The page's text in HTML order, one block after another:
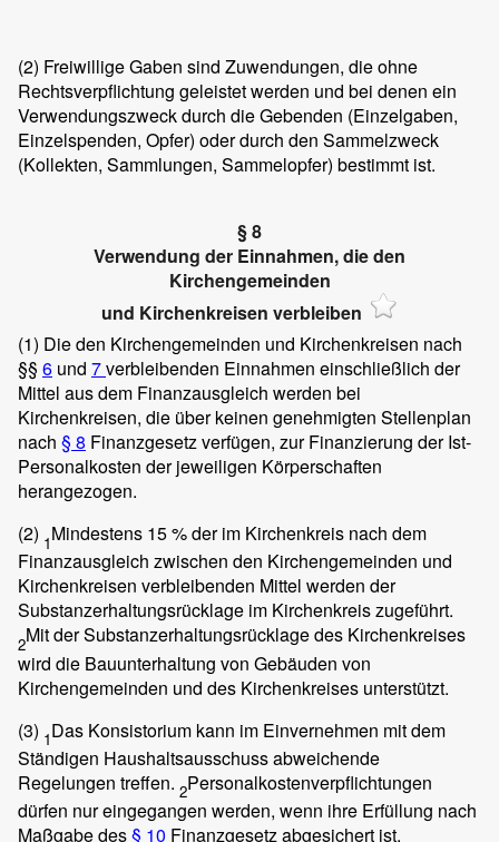
(2) Freiwillige Gaben sind Zuwendungen, die ohne
Rechtsverpflichtung geleistet werden und bei denen ein
Verwendungszweck durch die Gebenden (Einzelgaben,
Einzelspenden, Opfer) oder durch den Sammelzweck
(Kollekten, Sammlungen, Sammelopfer) bestimmt ist.
§ 8
Verwendung der Einnahmen, die den
Kirchengemeinden
und Kirchenkreisen verbleiben
(1) Die den Kirchengemeinden und Kirchenkreisen nach
§§ 6 und 7verbleibenden Einnahmen einschließlich der
Mittel aus dem Finanzausgleich werden bei
Kirchenkreisen, die über keinen genehmigten Stellenplan
nach § 8 Finanzgesetz verfügen, zur Finanzierung der Ist-
Personalkosten der jeweiligen Körperschaften
herangezogen.
(2) 1Mindestens 15 % der im Kirchenkreis nach dem
Finanzausgleich zwischen den Kirchengemeinden und
Kirchenkreisen verbleibenden Mittel werden der
Substanzerhaltungsrücklage im Kirchenkreis zugeführt.
2Mit der Substanzerhaltungsrücklage des Kirchenkreises
wird die Bauunterhaltung von Gebäuden von
Kirchengemeinden und des Kirchenkreises unterstützt.
(3) 1Das Konsistorium kann im Einvernehmen mit dem
Ständigen Haushaltsausschuss abweichende
Regelungen treffen. 2Personalkostenverpflichtungen
dürfen nur eingegangen werden, wenn ihre Erfüllung nach
Maßgabe des§ 10 Finanzgesetz abgesichert ist.